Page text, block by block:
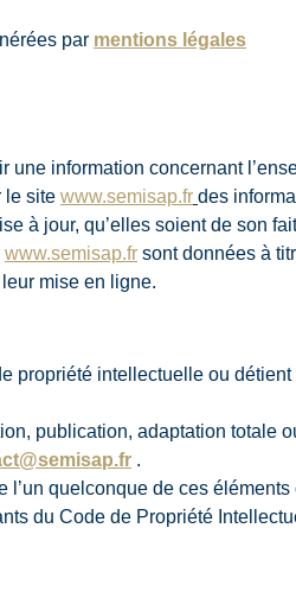
par mentions légales
une information concernant
le site www.semisap.fr des
à jour, qu’elles soient de son
www.semisap.fr sont données à
mise en ligne.
propriété intellectuelle ou
publication, adaptation
.
quelconque de ces
du Code de Propriété